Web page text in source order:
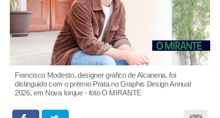
Francisco Modesto, designer gráfico de Alcanena, foi
distinguido com o prémio Prata no Graphis Design Annual
2026, em Nova Iorque - foto O MIRANTE